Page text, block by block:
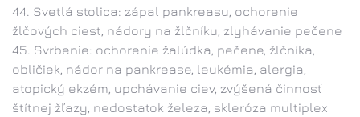
Svetlá stolica: zápal pankreasu, ochorenie
žlčových ciest, nádory na žlčníku, zlyhávanie pečene
Svrbenie: ochorenie žalúdka, pečene, žlčníka,
obličiek, nádor na pankrease, leukémia, alergia,
atopický ekzém, upchávanie ciev, zvýšená činnosť
štítnej žľazy, nedostatok železa, skleróza multiplex